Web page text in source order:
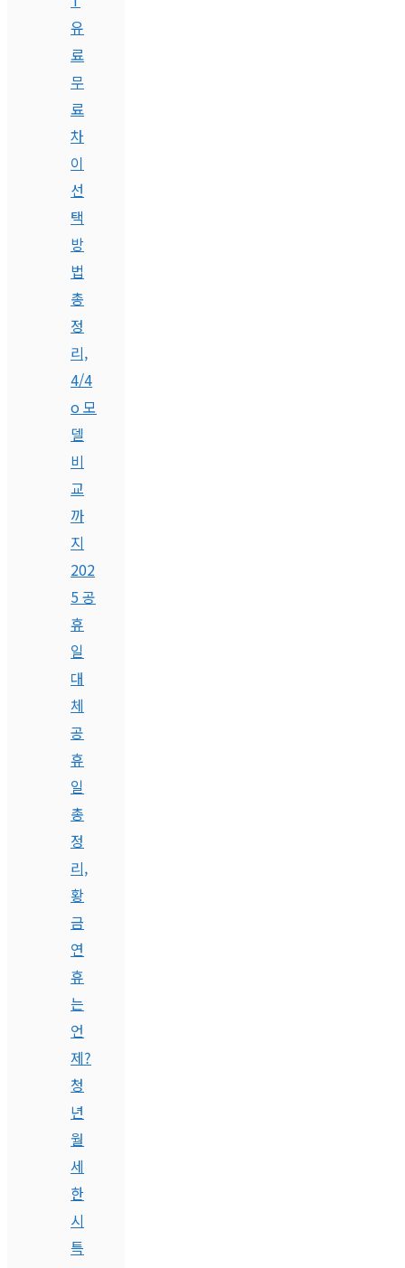
유
료
무
료
차
이
선
택
방
법
총
정
리,
4/4
o 모
델
비
교
까
지
202
5 공
휴
일
대
체
공
휴
일
총
정
리,
황
금
연
휴
는
언
제?
청
년
월
세
한
시
특